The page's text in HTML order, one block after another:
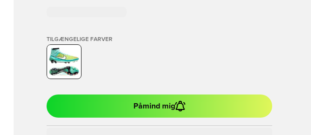
TILGÆNGELIGE FARVER
Påmind mig